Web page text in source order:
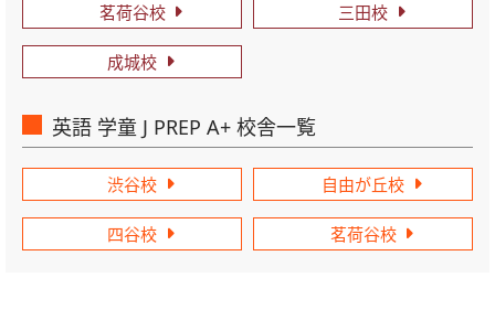
茗荷谷校 三田校
成城校
英語 学童 J PREP A+ 校舎一覧
渋谷校 自由が丘校
四谷校 茗荷谷校